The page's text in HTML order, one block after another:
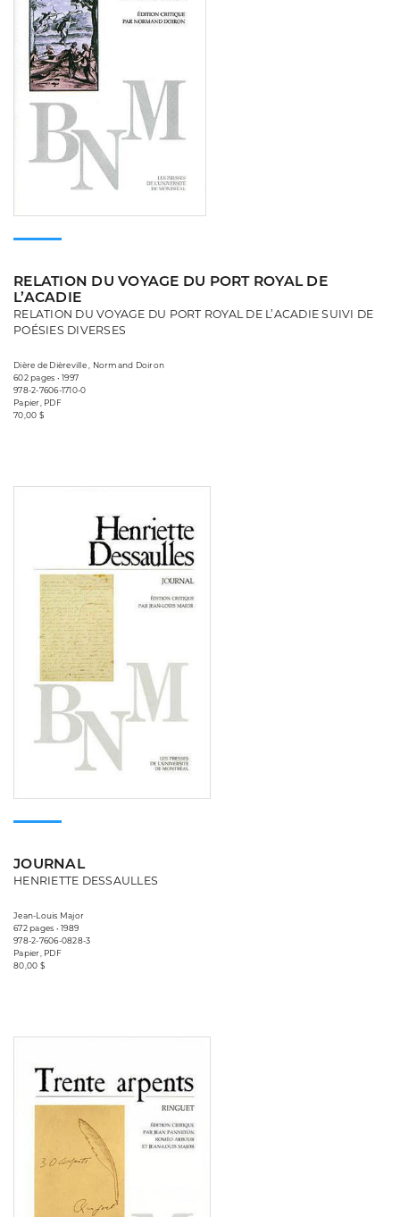
RELATION DU VOYAGE DU PORT ROYAL DE
L’ACADIE
RELATION DU VOYAGE DU PORT ROYAL DE L’ACADIE SUIVI DE
POÉSIES DIVERSES
Dière de Dièreville , Normand Doiron
602 pages • 1997
978-2-7606-1710-0
Papier, PDF
70,00 $
JOURNAL
HENRIETTE DESSAULLES
Jean-Louis Major
672 pages • 1989
978-2-7606-0828-3
Papier, PDF
80,00 $